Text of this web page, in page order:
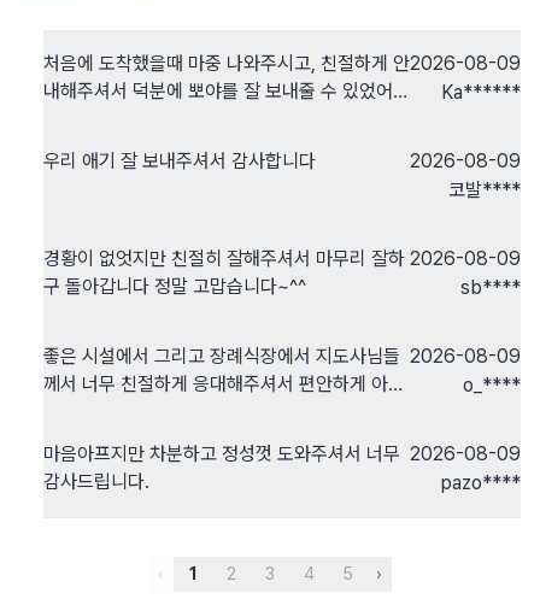
처음에 도착했을때 마중 나와주시고, 친절하게 안
내해주셔서 덕분에 뽀야를 잘 보내줄 수 있었어
2026-08-09
Ka******
우리 애기 잘 보내주셔서 감사합니다
2026-08-09
코발****
경황이 없엇지만 친절히 잘해주셔서 마무리 잘하
구 돌아갑니다 정말 고맙습니다~^^
2026-08-09
sb****
좋은 시설에서 그리고 장례식장에서 지도사님들
께서 너무 친절하게 응대해주셔서 편안하게 아이
2026-08-09
o_****
마음아프지만 차분하고 정성껏 도와주셔서 너무
감사드립니다.
2026-08-09
pazo****
‹ 1 2 3 4 5 ›